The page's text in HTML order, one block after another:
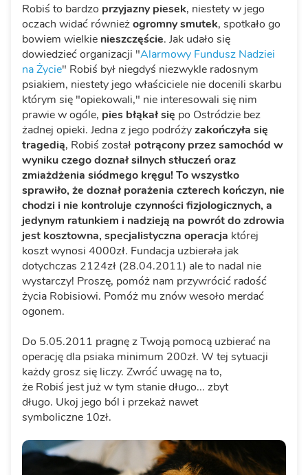
Robiś to bardzo przyjazny piesek, niestety w jego
oczach widać równieżogromny smutek, spotkało go
bowiem wielkie nieszczęście. Jak udało się
dowiedzieć organizacji "Alarmowy Fundusz Nadziei
na Życie" Robiś był niegdyś niezwykle radosnym
psiakiem, niestety jego właściciele nie docenili skarbu
którym się "opiekowali," nie interesowali się nim
prawie w ogóle, pies błąkał się po Ostródzie bez
żadnej opieki. Jedna z jego podróżyzakończyła się
tragedią, Robiś został potrącony przez samochód w
wyniku czego doznał silnych stłuczeń oraz
zmiażdżenia siódmego kręgu! To wszystko
sprawiło, że doznał porażenia czterech kończyn, nie
chodzi i nie kontroluje czynności fizjologicznych, a
jedynym ratunkiem i nadzieją na powrót do zdrowia
jest kosztowna, specjalistyczna operacja której
koszt wynosi 4000zł. Fundacja uzbierała jak
dotychczas 2124zł (28.04.2011) ale to nadal nie
wystarczy! Proszę, pomóż nam przywrócić radość
życia Robisiowi. Pomóż mu znów wesoło merdać
ogonem.
Do 5.05.2011 pragnę z Twoją pomocą uzbierać na
operację dla psiaka minimum 200zł. W tej sytuacji
każdy grosz się liczy. Zwróć uwagę na to,
że Robiś jest już w tym stanie długo... zbyt
długo. Ukoj jego ból i przekaż nawet
symboliczne 10zł.